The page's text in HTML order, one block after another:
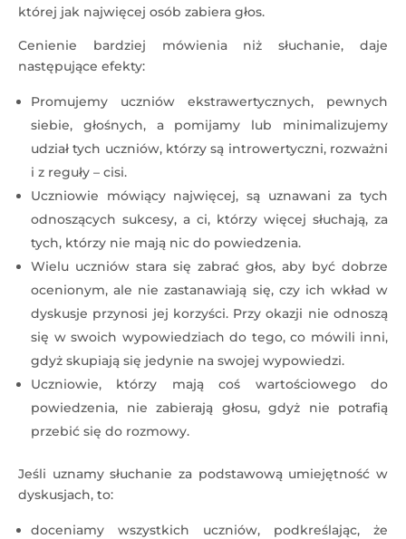
której jak najwięcej osób zabiera głos.
Cenienie bardziej mówienia niż słuchanie, daje
następujące efekty:
Promujemy uczniów ekstrawertycznych, pewnych
siebie, głośnych, a pomijamy lub minimalizujemy
udział tych uczniów, którzy są introwertyczni, rozważni
i z reguły – cisi.
Uczniowie mówiący najwięcej, są uznawani za tych
odnoszących sukcesy, a ci, którzy więcej słuchają, za
tych, którzy nie mają nic do powiedzenia.
Wielu uczniów stara się zabrać głos, aby być dobrze
ocenionym, ale nie zastanawiają się, czy ich wkład w
dyskusje przynosi jej korzyści. Przy okazji nie odnoszą
się w swoich wypowiedziach do tego, co mówili inni,
gdyż skupiają się jedynie na swojej wypowiedzi.
Uczniowie, którzy mają coś wartościowego do
powiedzenia, nie zabierają głosu, gdyż nie potrafią
przebić się do rozmowy.
Jeśli uznamy słuchanie za podstawową umiejętność w
dyskusjach, to:
doceniamy wszystkich uczniów, podkreślając, że